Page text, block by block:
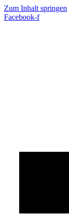
Zum Inhalt springen
Facebook-f